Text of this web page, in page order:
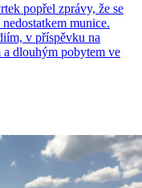
popřel zprávy, že se
munice.
v příspěvku na
dlouhým pobytem ve